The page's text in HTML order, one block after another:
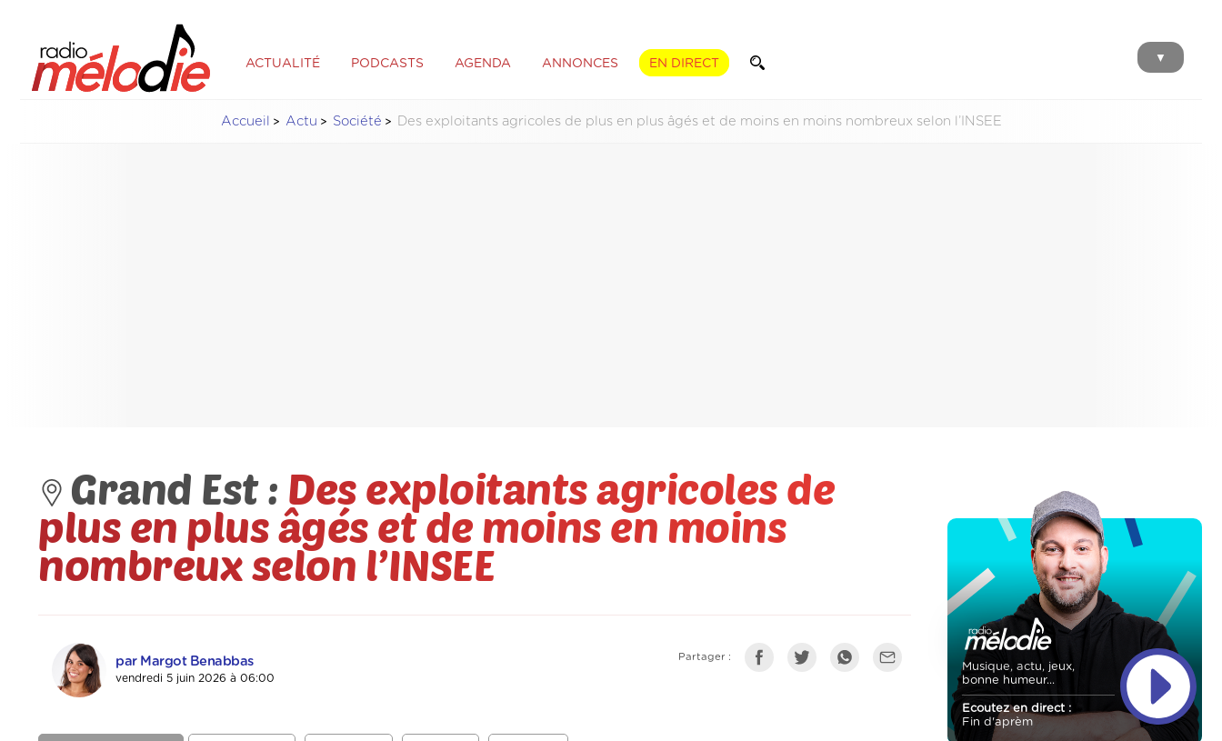
ACTUALITÉ PODCASTS AGENDA ANNONCES EN DIRECT ▼
Accueil Actu Société Des exploitants agricoles de plus en plus âgés et de moins en moins nombreux selon l’INSEE
Grand Est : Des exploitants agricoles de
plus en plus âgés et de moins en moins
nombreux selon l’INSEE
par Margot Benabbas
vendredi 5 juin 2026 à 06:00
Partager :
Musique, actu, jeux,
bonne humeur...
Ecoutez en direct :
Fin d'aprèm